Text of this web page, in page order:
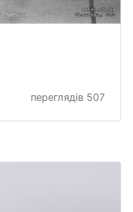
переглядів 507
❤